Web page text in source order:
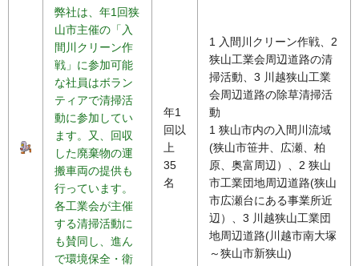
弊社は、年1回狭
山市主催の「入
間川クリーン作
戦」に参加可能
な社員はボラン
ティアで清掃活
動に参加してい
ます。又、回収
した廃棄物の運
搬車両の提供も
行っています。
各工業会が主催
する清掃活動に
も賛同し、進ん
で環境保全・衛
年1
回以
上
35
名
1 入間川クリーン作戦、2
狭山工業会周辺道路の清
掃活動、3 川越狭山工業
会周辺道路の除草清掃活
動
1 狭山市内の入間川流域
(狭山市笹井、広瀬、柏
原、奥富周辺）、2 狭山
市工業団地周辺道路(狭山
市広瀬台にある事業所近
辺）、3 川越狭山工業団
地周辺道路(川越市南大塚
～狭山市新狭山)